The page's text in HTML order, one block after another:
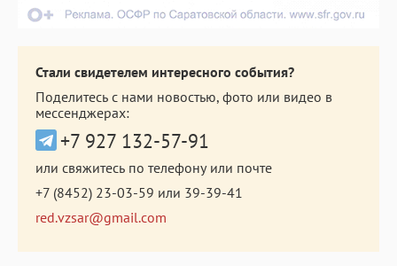
Стали свидетелем интересного события?
Поделитесь с нами новостью, фото или видео в
мессенджерах:
+7 927 132-57-91
или свяжитесь по телефону или почте
+7 (8452) 23-03-59 или 39-39-41
red.vzsar@gmail.com